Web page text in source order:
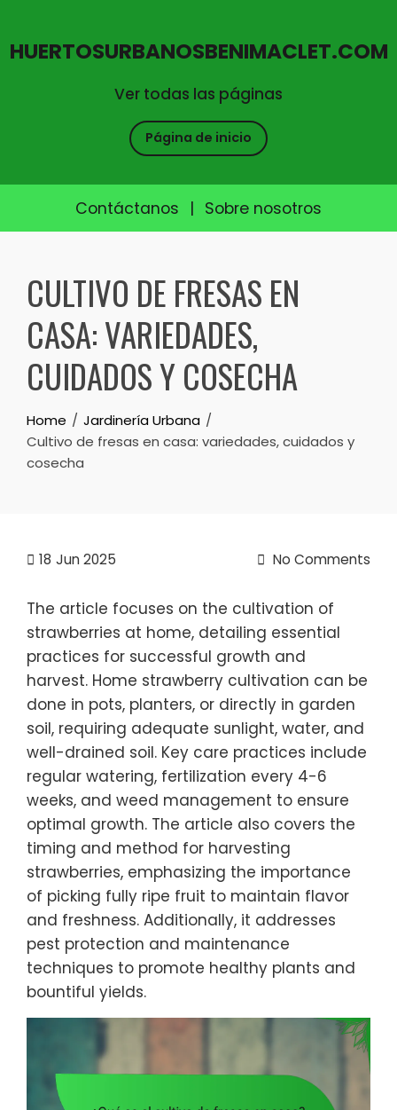
Ver todas las páginas
HUERTOSURBANOSBENIMACLET.COM
Página de inicio
Contáctanos | Sobre nosotros
contentCULTIVO DE FRESAS EN
CASA: VARIEDADES,
CUIDADOS Y COSECHA
Home
Jardinería Urbana
Cultivo de fresas en casa: variedades, cuidados y
cosecha
18 Jun 2025 No Comments
The article focuses on the cultivation of
strawberries at home, detailing essential
practices for successful growth and
harvest. Home strawberry cultivation can be
done in pots, planters, or directly in garden
soil, requiring adequate sunlight, water, and
well-drained soil. Key care practices include
regular watering, fertilization every 4-6
weeks, and weed management to ensure
optimal growth. The article also covers the
timing and method for harvesting
strawberries, emphasizing the importance
of picking fully ripe fruit to maintain flavor
and freshness. Additionally, it addresses
pest protection and maintenance
techniques to promote healthy plants and
bountiful yields.